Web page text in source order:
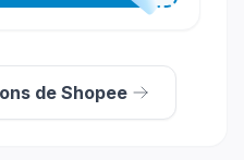
de Shopee